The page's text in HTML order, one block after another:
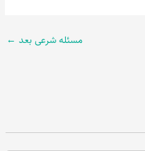
مسئله شرعی بعد ←